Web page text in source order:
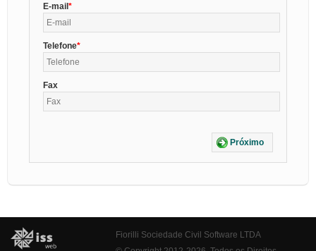
E-mail
Telefone
Fax
Próximo
Fiorilli Sociedade Civil Software LTDA